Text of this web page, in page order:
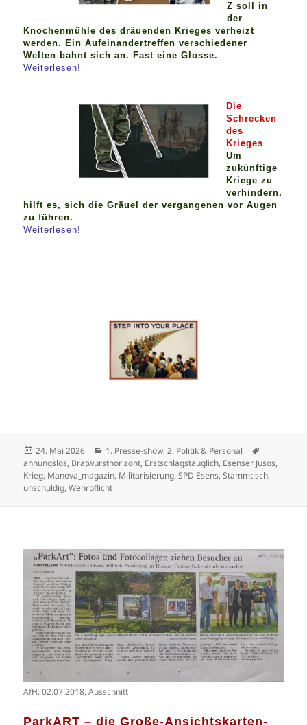
Z soll in
der
Knochenmühle des dräuenden Krieges verheizt
werden. Ein Aufeinandertreffen verschiedener
Welten bahnt sich an. Fast eine Glosse.
Weiterlesen!
Die
Schrecken
des
Krieges
Um
zukünftige
Kriege zu
verhindern,
hilft es, sich die Gräuel der vergangenen vor Augen
zu führen.
Weiterlesen!
Veröffentlicht
am
24. Mai 2026 Kategorien
1. Presse-show,2. Politik & Personal
ahnungslos, Bratwursthorizont, Erstschlagstauglich, Esenser Jusos,
Krieg, Manova_magazin, Militarisierung,SPD Esens,Stammtisch,
unschuldig,Wehrpflicht
AfH, 02.07.2018, Ausschnitt
ParkART – die Große-Ansichtskarten-